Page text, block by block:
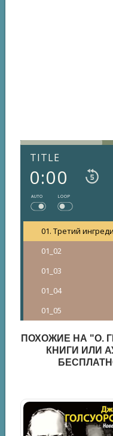
TITLE
0:00
AUTO LOOP
01. Третий
01_02
01_03
01_04
01_05
01_07
01_10
02. Как
ПОХОЖИЕ НА "О.
КНИГИ ИЛИ